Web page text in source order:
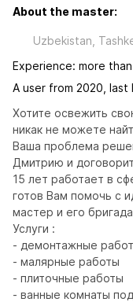
About the master:
Uzbekistan,
Experience: more
A user from 2020, last
Хотите освежить
никак не можете
Ваша проблема
Дмитрию и
15 лет работает в
готов Вам помочь с
мастер и его
Услуги :
- демонтажные
- малярные работы
- плиточные работы
- ванные комнаты